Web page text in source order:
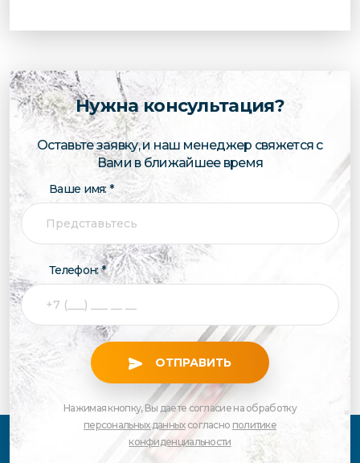
Нужна консультация?
Оставьте заявку, и наш менеджер свяжется с
Вами в ближайшее время
Ваше имя: *
Телефон: *
ОТПРАВИТЬ
Нажимая кнопку, Вы даете согласие на обработку
персональных данныхсогласно политике
конфиденциальности